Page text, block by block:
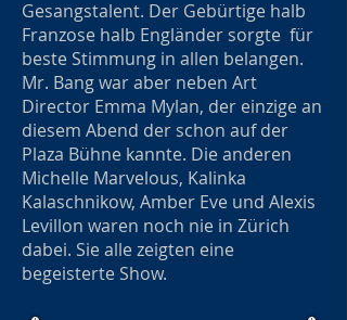
Gesangstalent. Der Gebürtige halb
Franzose halb Engländer sorgte für
beste Stimmung in allen belangen.
Mr. Bang war aber neben Art
Director Emma Mylan, der einzige an
diesem Abend der schon auf der
Plaza Bühne kannte. Die anderen
Michelle Marvelous, Kalinka
Kalaschnikow, Amber Eve und Alexis
Levillon waren noch nie in Zürich
dabei. Sie alle zeigten eine
begeisterte Show.